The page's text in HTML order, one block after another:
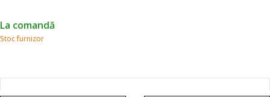
La comandă
Stoc furnizor